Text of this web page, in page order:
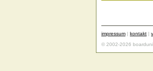
impressum | kontakt |
© 2002-2026